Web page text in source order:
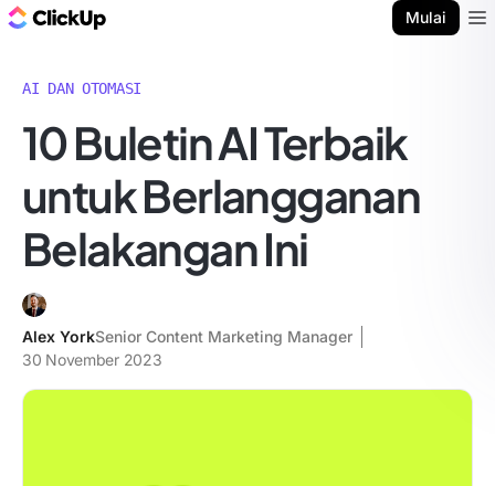
Mulai
AI DAN OTOMASI
10 Buletin AI Terbaik
untuk Berlangganan
Belakangan Ini
Alex YorkSenior Content Marketing Manager
30 November 2023